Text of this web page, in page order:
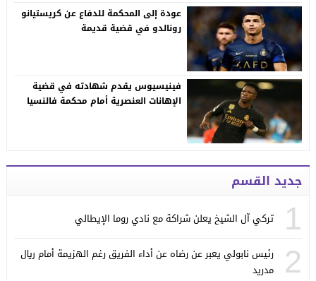
عودة إلى المحكمة للدفاع عن كريستيانو
رونالدو في قضية قديمة
فينيسيوس يقدم شهادته في قضية
الإهانات العنصرية أمام محكمة فالنسيا
جديد القسم
1 تركي آل الشيخ يعلن شراكة مع نادي روما الإيطالي
2
رئيس نابولي يعبر عن رضاه عن أداء الفريق رغم الهزيمة أمام ريال
مدريد